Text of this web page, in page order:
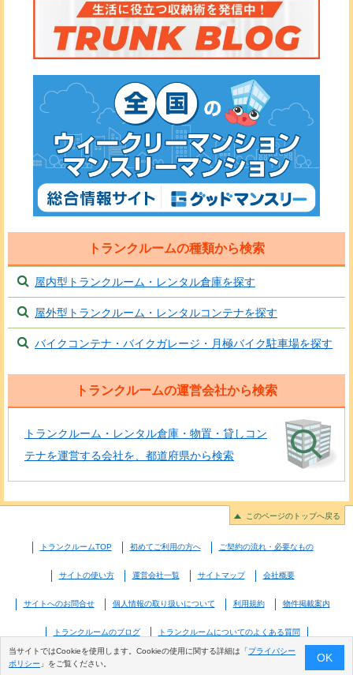
トランクルームの種類から検索
屋内型トランクルーム・レンタル倉庫を探す
屋外型トランクルーム・レンタルコンテナを探す
バイクコンテナ・バイクガレージ・月極バイク駐車場を探す
トランクルームの運営会社から検索
トランクルーム・レンタル倉庫・物置・貸しコン
テナを運営する会社を、都道府県から検索
このページのトップへ戻る
トランクルームTOP 初めてご利用の方へ ご契約の流れ・必要なもの
サイトの使い方 運営会社一覧 サイトマップ 会社概要
サイトへのお問合せ 個人情報の取り扱いについて 利用規約 物件掲載案内
トランクルームのブログ トランクルームについてのよくある質問
© 2026 Good-com Inc. All Rights Reserved.
当サイトではCookieを使用します。Cookieの使用に関する詳細は「プライバシー
ポリシー 」をご覧ください。 OK